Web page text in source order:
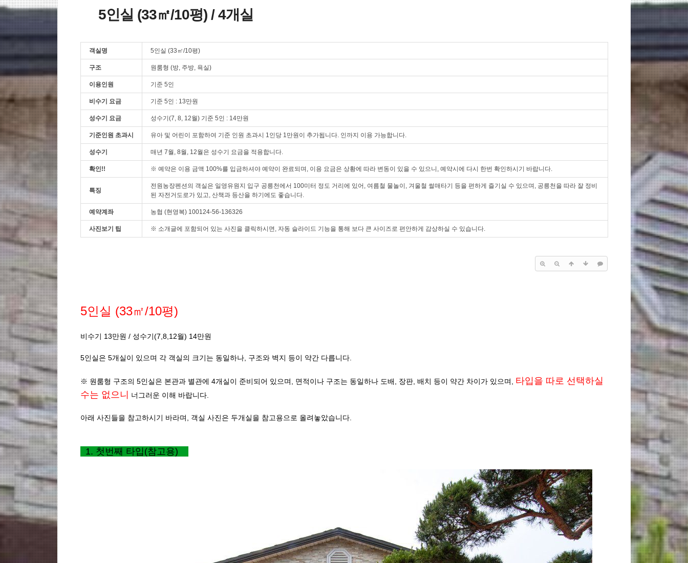
5인실 (33㎡/10평) / 4개실
객실명 5인실 (33㎡/10평)
구조 원룸형 (방, 주방, 욕실)
이용인원 기준 5인
비수기 요금 기준 5인 : 13만원
성수기 요금 성수기(7, 8, 12월) 기준 5인 : 14만원
기준인원 초과시 유아 및 어린이 포함하여 기준 인원 초과시 1인당 1만원이 추가됩니다. 인까지 이용 가능합니다.
성수기 매년 7월, 8월, 12월은 성수기 요금을 적용합니다.
확인!! ※ 예약은 이용 금액 100%를 입금하셔야 예약이 완료되며, 이용 요금은 상황에 따라 변동이 있을 수 있으니, 예약시에 다시 한번 확인하시기 바랍니다.
특징
전원농장펜션의 객실은 일영유원지 입구 공릉천에서 100미터 정도 거리에 있어, 여름철 물놀이, 겨울철 썰매타기 등을 편하게 즐기실 수 있으며, 공릉천을 따라 잘 정비
된 자전거도로가 있고, 산책과 등산을 하기에도 좋습니다.
예약계좌 농협 (현영복) 100124-56-136326
사진보기 팁 ※ 소개글에 포함되어 있는 사진을 클릭하시면, 자동 슬라이드 기능을 통해 보다 큰 사이즈로 편안하게 감상하실 수 있습니다.
5인실 (33㎡/10평)
비수기 13만원 / 성수기(7,8,12월) 14만원
5인실은 5개실이 있으며 각 객실의 크기는 동일하나, 구조와 벽지 등이 약간 다릅니다.
※ 원룸형 구조의 5인실은 본관과 별관에 4개실이 준비되어 있으며, 면적이나 구조는 동일하나 도배, 장판, 배치 등이 약간 차이가 있으며, 타입을 따로 선택하실
수는 없으니 너그러운 이해 바랍니다.
아래 사진들을 참고하시기 바라며, 객실 사진은 두개실을 참고용으로 올려놓았습니다.
1. 첫번째 타입(참고용)